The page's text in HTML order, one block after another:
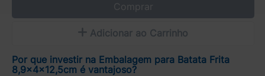
Comprar
Adicionar ao Carrinho
Por que investir na Embalagem para Batata Frita
8,9x4x12,5cm é vantajoso?